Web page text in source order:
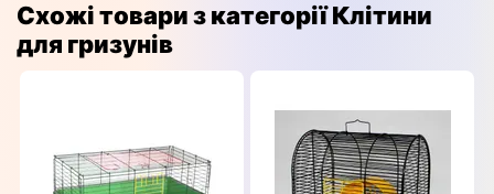
Схожі товари з категорії Клітини
для гризунів